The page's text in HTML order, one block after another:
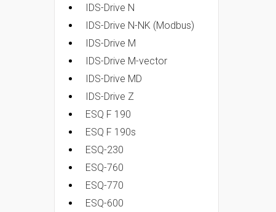
IDS-Drive N
IDS-Drive N-NK (Modbus)
IDS-Drive M
IDS-Drive M-vector
IDS-Drive MD
IDS-Drive Z
ESQ F 190
ESQ F 190s
ESQ-230
ESQ-760
ESQ-770
ESQ-600